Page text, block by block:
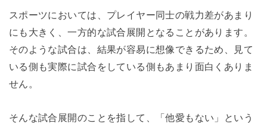
スポーツにおいては、プレイヤー同士の戦力差があまり
にも大きく、一方的な試合展開となることがあります。
そのような試合は、結果が容易に想像できるため、見て
いる側も実際に試合をしている側もあまり面白くありま
せん。
そんな試合展開のことを指して、「他愛もない」という